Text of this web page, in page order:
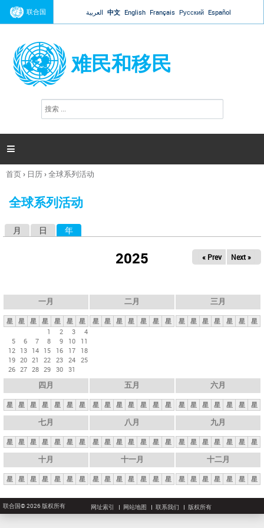
Jump to navigation
联合国 العربية 中文 English Français Русский Español
难民和移民
搜
索

你
这
首页› 日历›全球系列活动
全球系列活动
月 日 年
2025 « Prev Next »
一月
星 星 星 星 星 星
星
1
2 3
4
5
6 7 8 9 10
11
12 13 14 15 16 17
18
19 20 21 22 23 24 25
26 27 28 29 30 31
二月
星 星 星 星 星 星 星
三月
星 星 星 星 星 星 星
四月
星 星 星 星 星 星 星
五月
星 星 星 星 星 星 星
六月
星 星 星 星 星 星 星
七月
星 星 星 星 星 星 星
八月
星 星 星 星 星 星 星
九月
星 星 星 星 星 星 星
十月
星 星 星 星 星 星 星
十一月
星 星 星 星 星 星 星
十二月
星 星 星 星 星 星 星
联合国© 2026 版权所有 网址索引 网站地图 联系我们 版权所有